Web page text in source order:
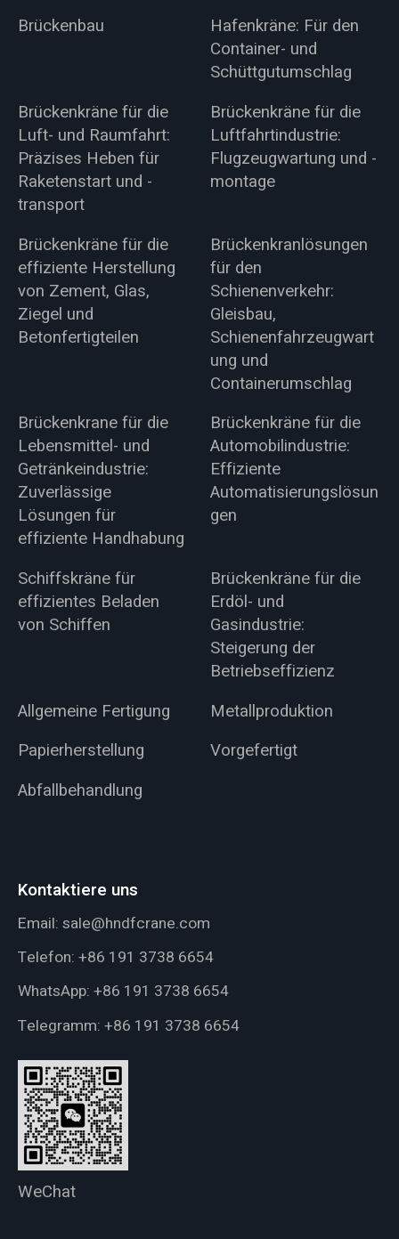
Brückenbau
Hafenkräne: Für den
Container- und
Schüttgutumschlag
Brückenkräne für die
Luft- und Raumfahrt:
Präzises Heben für
Raketenstart und -
transport
Brückenkräne für die
Luftfahrtindustrie:
Flugzeugwartung und -
montage
Brückenkräne für die
effiziente Herstellung
von Zement, Glas,
Ziegel und
Betonfertigteilen
Brückenkranlösungen
für den
Schienenverkehr:
Gleisbau,
Schienenfahrzeugwart
ung und
Containerumschlag
Brückenkrane für die
Lebensmittel- und
Getränkeindustrie:
Zuverlässige
Lösungen für
effiziente Handhabung
Brückenkräne für die
Automobilindustrie:
Effiziente
Automatisierungslösun
gen
Schiffskräne für
effizientes Beladen
von Schiffen
Brückenkräne für die
Erdöl- und
Gasindustrie:
Steigerung der
Betriebseffizienz
Allgemeine Fertigung
Metallproduktion
Papierherstellung
Vorgefertigt
Abfallbehandlung
Kontaktiere uns
Email: sale@hndfcrane.com
Telefon: +86 191 3738 6654
WhatsApp: +86 191 3738 6654
Telegramm: +86 191 3738 6654
WeChat